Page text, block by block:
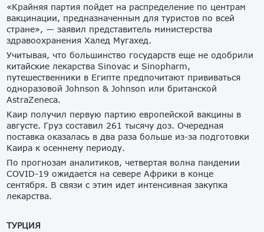
«Крайняя партия пойдет на распределение по центрам
вакцинации, предназначенным для туристов по всей
стране», — заявил представитель министерства
здравоохранения Халед Мугахед.
Учитывая, что большинство государств еще не одобрили
китайские лекарства Sinovac и Sinopharm,
путешественники в Египте предпочитают прививаться
одноразовой Johnson & Johnson или британской
AstraZeneca.
Каир получил первую партию европейской вакцины в
августе. Груз составил 261 тысячу доз. Очередная
поставка оказалась в два раза больше из-за подготовки
Каира к осеннему периоду.
По прогнозам аналитиков, четвертая волна пандемии
COVID-19 ожидается на севере Африки в конце
сентября. В связи с этим идет интенсивная закупка
лекарства.
ТУРЦИЯ